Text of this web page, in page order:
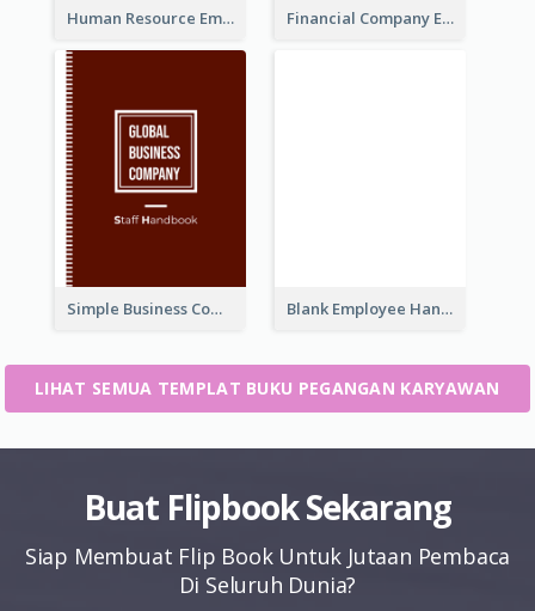
Human Resource Employee Handbook Financial Company Employee Handbook
Simple Business Company Employee Handbook Blank Employee Handbook
LIHAT SEMUA TEMPLAT BUKU PEGANGAN KARYAWAN
Buat Flipbook Sekarang
Siap Membuat Flip Book Untuk Jutaan Pembaca
Di Seluruh Dunia?